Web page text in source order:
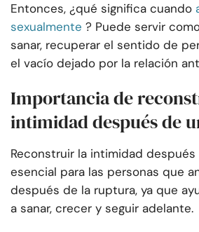
Entonces, ¿qué significa cuando
sexualmente ? Puede servir
sanar, recuperar el sentido de
el vacío dejado por la relación
Importancia de
intimidad después de
Reconstruir la intimidad
esencial para las personas que
después de la ruptura, ya que
a sanar, crecer y seguir adelante.